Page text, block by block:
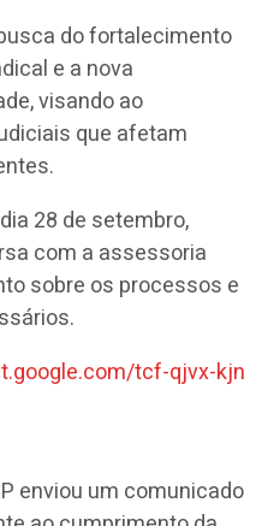
do fortalecimento
e a nova
visando ao
que afetam
28 de setembro,
com a assessoria
sobre os processos e
tcf-qjvx-kjn
enviou um comunicado